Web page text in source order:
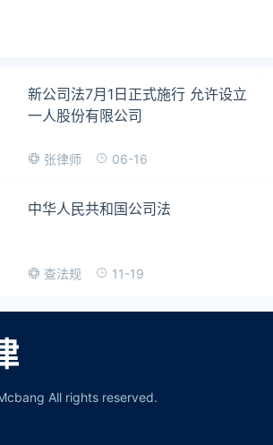
新公司法7月1日正式施行 允许设立
一人股份有限公司
张律师 06-16
中华人民共和国公司法
查法规 11-19
All rights reserved.